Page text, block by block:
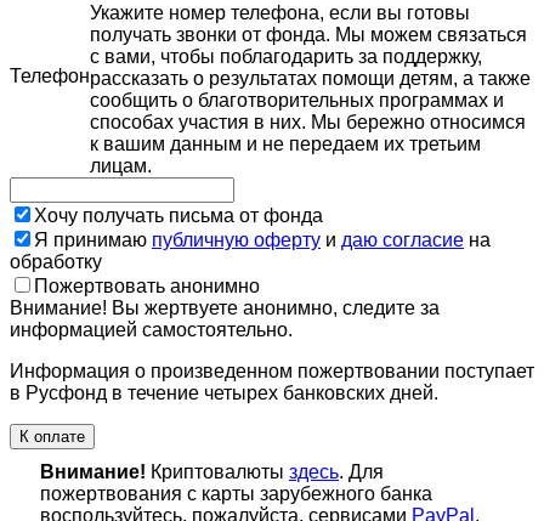
Телефон
Укажите номер телефона, если вы готовы
получать звонки от фонда. Мы можем связаться
с вами, чтобы поблагодарить за поддержку,
рассказать о результатах помощи детям, а также
сообщить о благотворительных программах и
способах участия в них. Мы бережно относимся
к вашим данным и не передаем их третьим
лицам.
Хочу получать письма от фонда
Я принимаю публичную оферту и даю согласие на
обработку
Пожертвовать анонимно
Внимание! Вы жертвуете анонимно, следите за
информацией самостоятельно.
Информация о произведенном пожертвовании поступает
в Русфонд в течение четырех банковских дней.
К оплате
Внимание! Криптовалюты здесь. Для
пожертвования с карты зарубежного банка
воспользуйтесь, пожалуйста, сервисами PayPal ,